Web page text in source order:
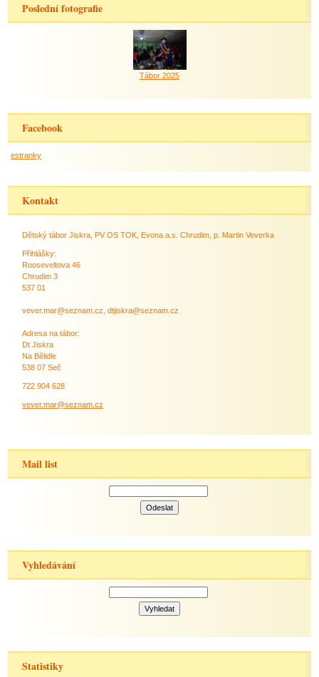
Poslední fotografie
Tábor 2025
Facebook
estranky
Kontakt
Dětský tábor Jiskra, PV OS TOK, Evona a.s. Chrudim, p. Martin Veverka
Přihlášky:
Rooseveltova 46
Chrudim 3
537 01
vever.mar@seznam.cz, dtjiskra@seznam.cz
Adresa na tábor:
Dt Jiskra
Na Bělidle
538 07 Seč
722 904 628
vever.mar@seznam.cz
Mail list
Vyhledávání
Statistiky